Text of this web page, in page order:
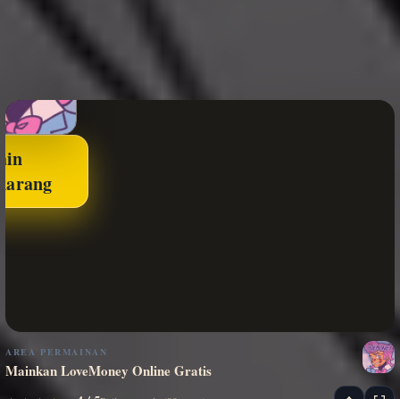
AREA PERMAINAN
Mainkan LoveMoney Online Gratis